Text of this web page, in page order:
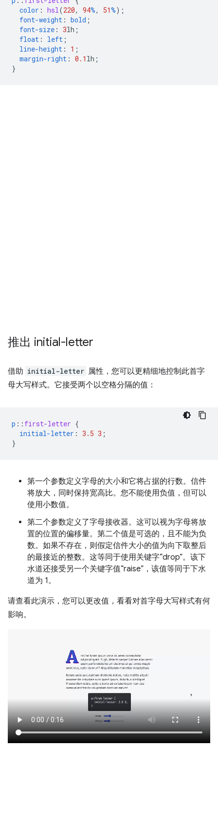
color : hsl(220, 94%, 51%);
font-weight : bold ;
font-size : 3lh ;
float : left ;
line-height : 1 ;
margin-right : 0.1 lh ;
}
推出 initial-letter
借助 initial-letter 属性，您可以更精细地控制此首字
母大写样式。它接受两个以空格分隔的值：
p :: first-letter {
initial-letter : 3.5 3 ;
}
第一个参数定义字母的大小和它将占据的行数。信件
将放大，同时保持宽高比。您不能使用负值，但可以
使用小数值。
第二个参数定义了字母接收器。这可以视为字母将放
置的位置的偏移量。第二个值是可选的，且不能为负
数。如果不存在，则假定信件大小的值为向下取整后
的最接近的整数。这等同于使用关键字“drop”。该下
水道还接受另一个关键字值“raise”，该值等同于下水
道为 1。
请查看此演示，您可以更改值，看看对首字母大写样式有何
影响。